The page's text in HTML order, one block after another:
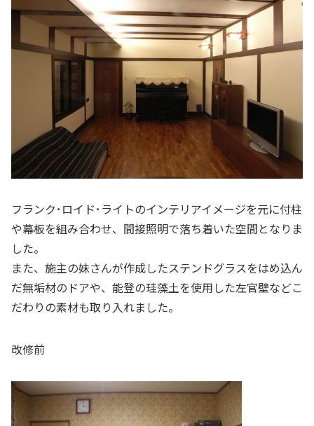
フランク･ロイド･ライトのインテリアイメージを元に付柱
や幕板を組み合わせ、間接照明で落ち着いた空間となりま
した。
また、施主の妹さんが作成したステンドグラスをはめ込ん
だ無垢材のドアや、能登の珪藻土を使用した左官壁などこ
だわりの素材も取り入れました。
改修前